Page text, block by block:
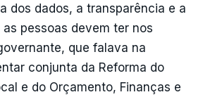
dos dados, a transparência e a
pessoas devem ter nos
que falava na
conjunta da Reforma do
e do Orçamento, Finanças e